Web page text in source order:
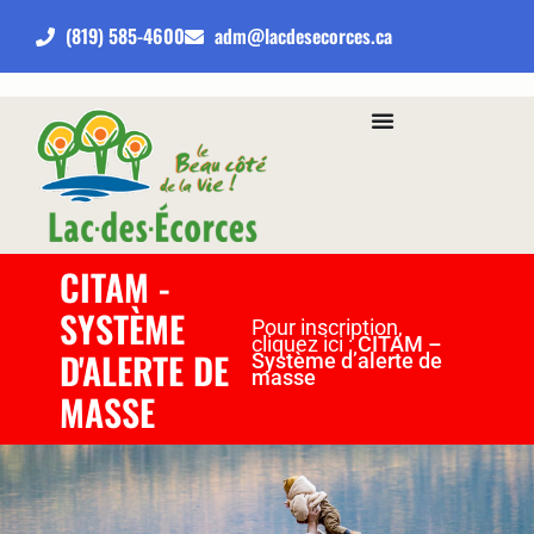
(819) 585-4600 adm@lacdesecorces.ca
CITAM -
SYSTÈME
D'ALERTE DE
MASSE
Pour inscription,
cliquez ici :CITAM –
Système d’alerte de
masse